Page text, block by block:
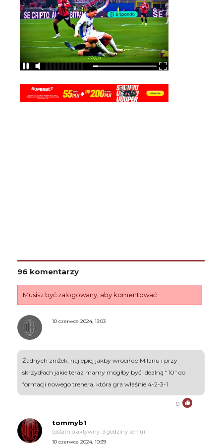
96 komentarzy
Musisz być zalogowany, aby komentować
10 czerwca 2024, 13:03
Żadnych zniżek, najlepiej jakby wrócił do Milanu i przy
skrzydłach jakie teraz mamy mógłby być idealną "10" do
formacji nowego trenera, która gra właśnie 4-2-3-1
0
tommyb1
(ostatnio aktywny: 3 godziny temu)
10 czerwca 2024, 10:39